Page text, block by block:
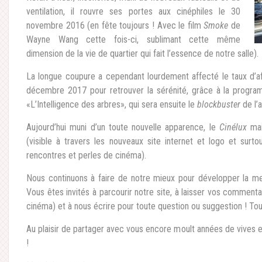
ventilation, il rouvre ses portes aux cinéphiles le 30
novembre 2016 (en fête toujours ! Avec le filmSmoke de
Wayne Wang cette fois-ci, sublimant cette même
dimension de la vie de quartier qui fait l’essence de notre salle).
La longue coupure a cependant lourdement affecté le taux
décembre 2017 pour retrouver la sérénité, grâce à la
«L’Intelligence des arbres», qui sera ensuite le blockbuster de
Aujourd’hui muni d’un toute nouvelle apparence, le Cinélux
(visible à travers les nouveaux site internet et logo et
rencontres et perles de cinéma).
Nous continuons à faire de notre mieux pour développer la
Vous êtes invités à parcourir notre site, à laisser vos
cinéma) et à nous écrire pour toute question ou suggestion !
Au plaisir de partager avec vous encore moult années de vives
!